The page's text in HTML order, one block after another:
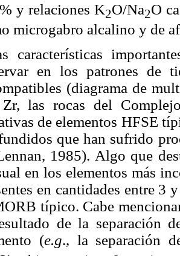
y relaciones K2O/Na2O
microgabro alcalino y de
características
en los patrones de
(diagrama de
las rocas del
de elementos HFSE
que han sufrido
1985). Algo que
en los elementos más
en cantidades entre 3
típico. Cabe
de la separación
(e.g., la separación